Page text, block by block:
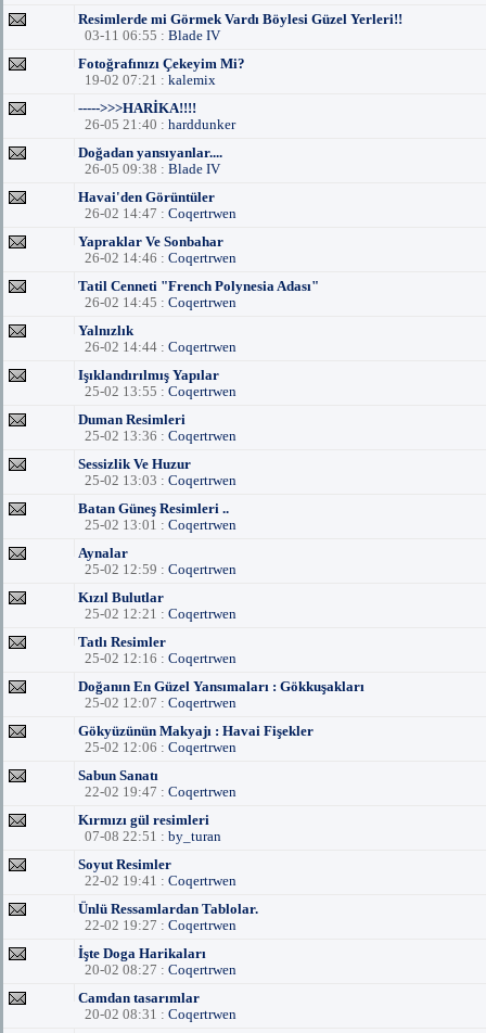
Resimlerde mi Görmek Vardı Böylesi Güzel Yerleri!!
03-11 06:55 : Blade IV
Fotoğrafınızı Çekeyim Mi?
19-02 07:21 : kalemix
----->>>HARİKA!!!!
26-05 21:40 : harddunker
Doğadan yansıyanlar....
26-05 09:38 : Blade IV
Havai'den Görüntüler
26-02 14:47 : Coqertrwen
Yapraklar Ve Sonbahar
26-02 14:46 : Coqertrwen
Tatil Cenneti "French Polynesia Adası"
26-02 14:45 : Coqertrwen
Yalnızlık
26-02 14:44 : Coqertrwen
Işıklandırılmış Yapılar
25-02 13:55 : Coqertrwen
Duman Resimleri
25-02 13:36 : Coqertrwen
Sessizlik Ve Huzur
25-02 13:03 : Coqertrwen
Batan Güneş Resimleri ..
25-02 13:01 : Coqertrwen
Aynalar
25-02 12:59 : Coqertrwen
Kızıl Bulutlar
25-02 12:21 : Coqertrwen
Tatlı Resimler
25-02 12:16 : Coqertrwen
Doğanın En Güzel Yansımaları : Gökkuşakları
25-02 12:07 : Coqertrwen
Gökyüzünün Makyajı : Havai Fişekler
25-02 12:06 : Coqertrwen
Sabun Sanatı
22-02 19:47 : Coqertrwen
Kırmızı gül resimleri
07-08 22:51 : by_turan
Soyut Resimler
22-02 19:41 : Coqertrwen
Ünlü Ressamlardan Tablolar.
22-02 19:27 : Coqertrwen
İşte Doga Harikaları
20-02 08:27 : Coqertrwen
Camdan tasarımlar
20-02 08:31 : Coqertrwen